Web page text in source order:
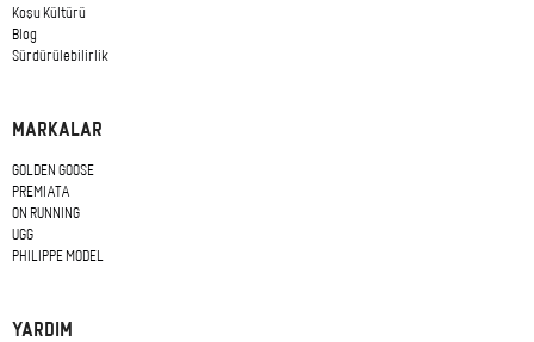
Koşu Kültürü
Blog
Sürdürülebilirlik
MARKALAR
GOLDEN GOOSE
PREMIATA
ON RUNNING
UGG
PHILIPPE MODEL
YARDIM